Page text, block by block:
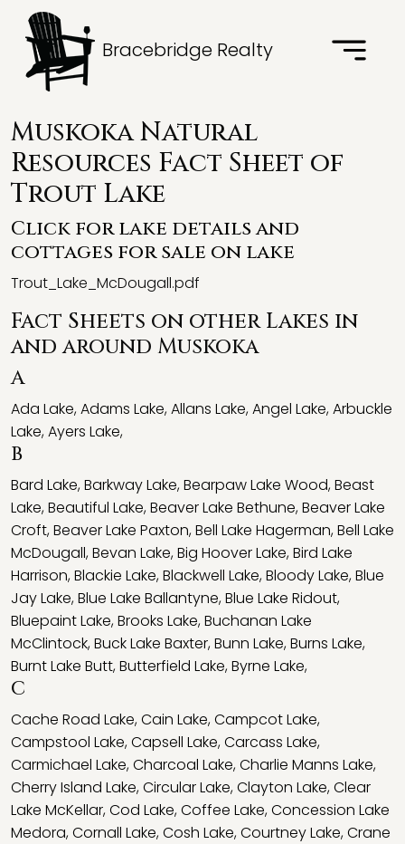
Bracebridge Realty
Muskoka Natural
Resources Fact Sheet of
Trout Lake
Click for lake details and
cottages for sale on lake
Trout_Lake_McDougall.pdf
Fact Sheets on other Lakes in
and around Muskoka
A
Ada Lake,Adams Lake,Allans Lake,Angel Lake,Arbuckle
Lake,Ayers Lake,
B
Bard Lake,Barkway Lake,Bearpaw Lake Wood,Beast
Lake,Beautiful Lake,Beaver Lake Bethune,Beaver Lake
Croft,Beaver Lake Paxton,Bell Lake Hagerman,Bell Lake
McDougall,Bevan Lake,Big Hoover Lake,Bird Lake
Harrison,Blackie Lake,Blackwell Lake,Bloody Lake,Blue
Jay Lake,Blue Lake Ballantyne,Blue Lake Ridout,
Bluepaint Lake,Brooks Lake,Buchanan Lake
McClintock,Buck Lake Baxter,Bunn Lake,Burns Lake,
Burnt Lake Butt,Butterfield Lake,Byrne Lake,
C
Cache Road Lake,Cain Lake,Campcot Lake,
Campstool Lake,Capsell Lake,Carcass Lake,
Carmichael Lake,Charcoal Lake,Charlie Manns Lake,
Cherry Island Lake,Circular Lake,Clayton Lake,Clear
Lake McKellar,Cod Lake,Coffee Lake,Concession Lake
Medora,Cornall Lake,Cosh Lake,Courtney Lake,Crane